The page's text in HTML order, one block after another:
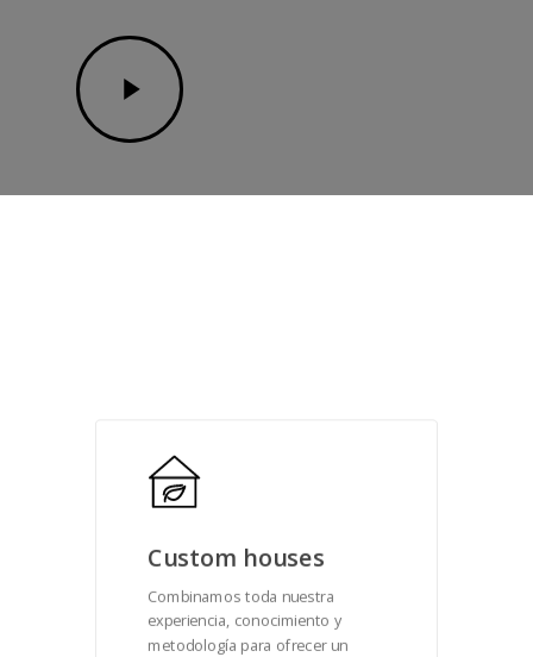
Play
Video
Custom houses
Combinamos toda nuestra
experiencia, conocimiento y
metodología para ofrecer un